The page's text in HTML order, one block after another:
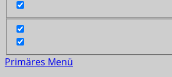
Primäres Menü